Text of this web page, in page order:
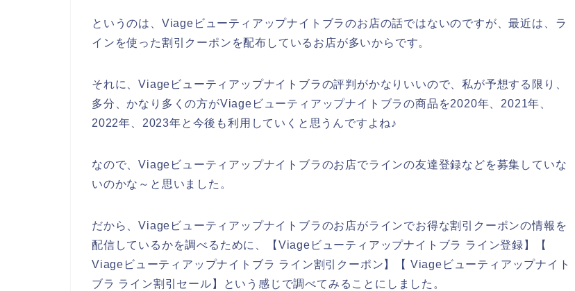
というのは、Viageビューティアップナイトブラのお店の話ではないのですが、最近は、ラ
インを使った割引クーポンを配布しているお店が多いからです。
それに、Viageビューティアップナイトブラの評判がかなりいいので、私が予想する限り、
多分、かなり多くの方がViageビューティアップナイトブラの商品を2020年、2021年、
2022年、2023年と今後も利用していくと思うんですよね♪
なので、Viageビューティアップナイトブラのお店でラインの友達登録などを募集していな
いのかな～と思いました。
だから、Viageビューティアップナイトブラのお店がラインでお得な割引クーポンの情報を
配信しているかを調べるために、【Viageビューティアップナイトブラ ライン登録】【
Viageビューティアップナイトブラ ライン割引クーポン】【 Viageビューティアップナイト
ブラ ライン割引セール】という感じで調べてみることにしました。